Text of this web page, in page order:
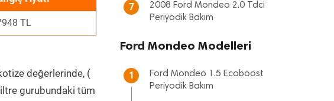
TL
değerlerinde, (
gurubundaki tüm
7
2008 Ford Mondeo 2.0 Tdci
Periyodik Bakım
Ford Mondeo Modelleri
1
Ford Mondeo 1.5 Ecoboost
Periyodik Bakım